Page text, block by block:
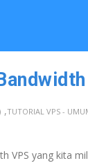
,TUTORIAL VPS -
yang kita